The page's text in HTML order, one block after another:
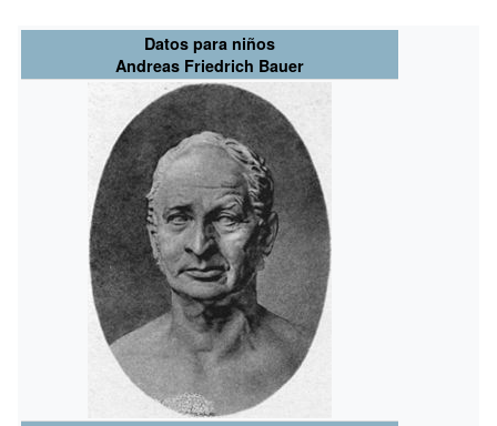
Datos para niños
Andreas Friedrich Bauer